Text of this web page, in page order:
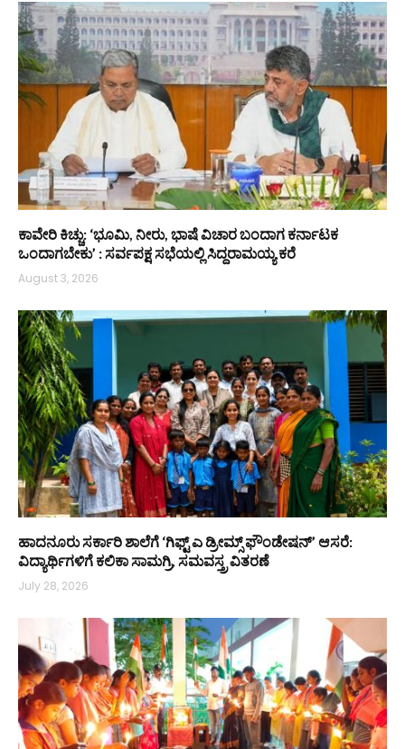
ಕಾವೇರಿ ಕಿಚ್ಚು: ‘ಭೂಮಿ, ನೀರು, ಭಾಷೆ ವಿಚಾರ ಬಂದಾಗ ಕರ್ನಾಟಕ
ಒಂದಾಗಬೇಕು’ : ಸರ್ವಪಕ್ಷ ಸಭೆಯಲ್ಲಿ ಸಿದ್ದರಾಮಯ್ಯ ಕರೆ
August 3, 2026
ಹಾದನೂರು ಸರ್ಕಾರಿ ಶಾಲೆಗೆ ‘ಗಿಫ್ಟ್ ಎ ಡ್ರೀಮ್ಸ್ ಫೌಂಡೇಷನ್’ ಆಸರೆ:
ವಿದ್ಯಾರ್ಥಿಗಳಿಗೆ ಕಲಿಕಾ ಸಾಮಗ್ರಿ, ಸಮವಸ್ತ್ರ ವಿತರಣೆ
July 28, 2026